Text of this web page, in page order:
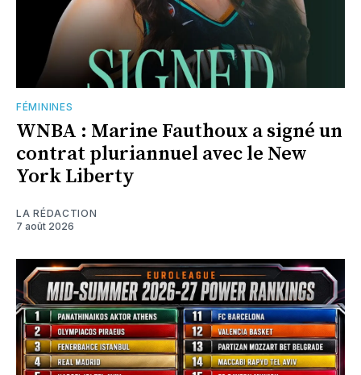
FÉMININES
WNBA : Marine Fauthoux a signé un
contrat pluriannuel avec le New
York Liberty
LA RÉDACTION
7 août 2026